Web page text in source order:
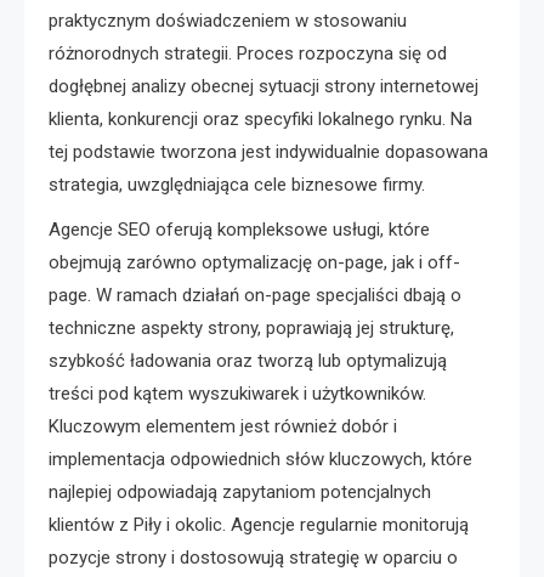
praktycznym doświadczeniem w stosowaniu
różnorodnych strategii. Proces rozpoczyna się od
dogłębnej analizy obecnej sytuacji strony internetowej
klienta, konkurencji oraz specyfiki lokalnego rynku. Na
tej podstawie tworzona jest indywidualnie dopasowana
strategia, uwzględniająca cele biznesowe firmy.
Agencje SEO oferują kompleksowe usługi, które
obejmują zarówno optymalizację on-page, jak i off-
page. W ramach działań on-page specjaliści dbają o
techniczne aspekty strony, poprawiają jej strukturę,
szybkość ładowania oraz tworzą lub optymalizują
treści pod kątem wyszukiwarek i użytkowników.
Kluczowym elementem jest również dobór i
implementacja odpowiednich słów kluczowych, które
najlepiej odpowiadają zapytaniom potencjalnych
klientów z Piły i okolic. Agencje regularnie monitorują
pozycje strony i dostosowują strategię w oparciu o